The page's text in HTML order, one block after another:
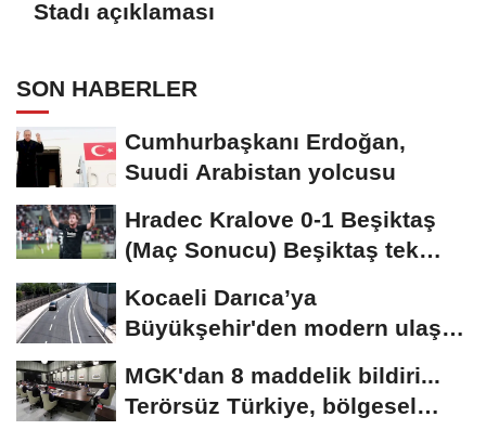
Stadı açıklaması
SON HABERLER
Cumhurbaşkanı Erdoğan,
Suudi Arabistan yolcusu
Hradec Kralove 0-1 Beşiktaş
(Maç Sonucu) Beşiktaş tek
Kocaeli Darıca’ya
Büyükşehir'den modern ulaşım
MGK'dan 8 maddelik bildiri...
Terörsüz Türkiye, bölgesel